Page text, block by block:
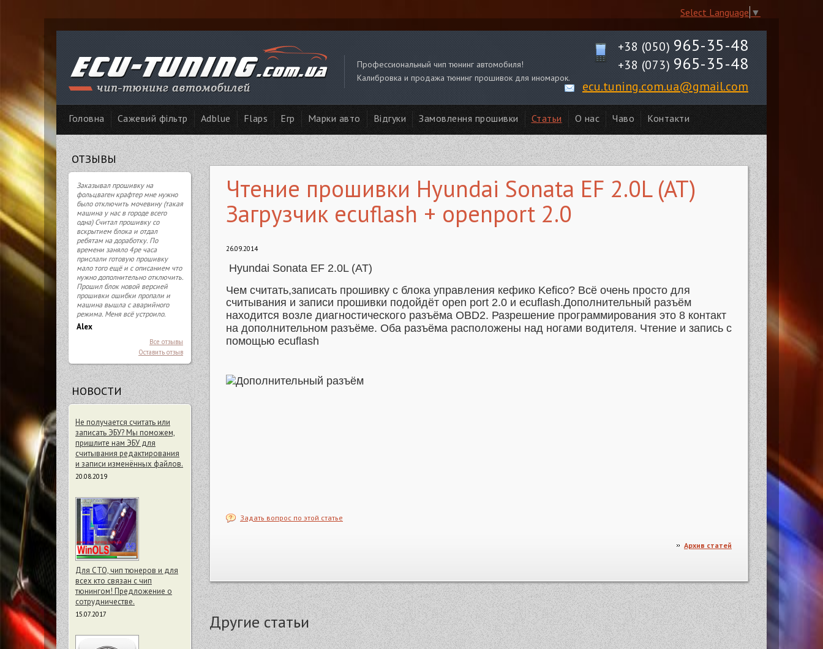
Профессиональный чип тюнинг автомобиля!
Калибровка и продажа тюнинг прошивок для иномарок.
+38 (050) 965-35-48
+38 (073) 965-35-48
ecu.tuning.com.ua@gmail.com
Select Language ▼
Головна Сажевий фільтр Adblue Flaps Егр Марки авто Відгуки Замовлення прошивки Статьи О нас Чаво Контакти
Чтение прошивки Hyundai Sonata EF 2.0L (AT)
Загрузчик ecuflash + openport 2.0
26.09.2014
Hyundai Sonata EF 2.0L (AT)
Чем считать,записать прошивку с блока управления кефико Kefico? Всё очень просто для
считывания и записи прошивки подойдёт open port 2.0 и ecuflash.Дополнительный разъём
находится возле диагностического разъёма OBD2. Разрешение программирования это 8 контакт
на дополнительном разъёме. Оба разъёма расположены над ногами водителя. Чтение и запись с
помощью ecuflash
Задать вопрос по этой статье
Архив статей
Другие статьи
ОТЗЫВЫ
Заказывал прошивку на
фольцваген крафтер мне нужно
было отключить мочевину (такая
машина у нас в городе всего
одна) Считал прошивку со
вскрытием блока и отдал
ребятам на доработку. По
времени заняло 4ре часа
прислали готовую прошивку
мало того ещё и с описанием что
нужно дополнительно отключить.
Прошил блок новой версией
прошивки ошибки пропали и
машина вышла с аварийного
режима. Меня всё устроило.
Alex
Все отзывы
Оставить отзыв
НОВОСТИ
Не получается считать или
записать ЭБУ? Мы поможем,
пришлите нам ЭБУ для
считывания редактирования
и записи изменённых файлов.
20.08.2019
Для СТО, чип тюнеров и для
всех кто связан с чип
тюнингом! Предложение о
сотрудничестве.
15.07.2017